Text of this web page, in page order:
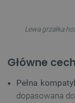
Lewa grzałka
Główne
Pełna
dopasowana